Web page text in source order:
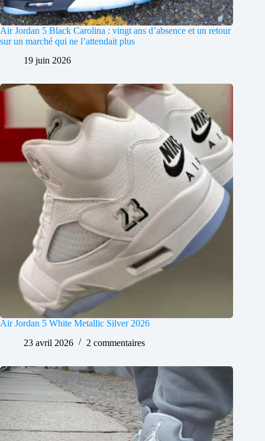
Air Jordan 5 Black Carolina : vingt ans d’absence et un retour
sur un marché qui ne l’attendait plus
19 juin 2026
Air Jordan 5 White Metallic Silver 2026
23 avril 2026
2 commentaires